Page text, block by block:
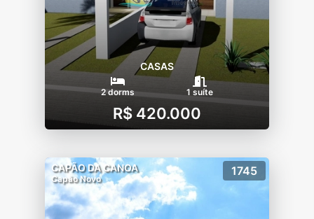
CASAS
2 dorms 1 suíte
R$ 420.000
CAPÃO DA CANOA
Capão Novo
1745